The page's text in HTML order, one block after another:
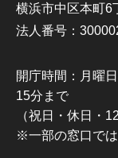
横浜市中区本町6
法人番号：
開庁時間：月曜
15分まで
（祝日・休日・
※一部の窓口で